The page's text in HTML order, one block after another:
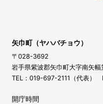
矢巾町（ヤハバチョウ）
〒028-3692
岩手県紫波郡矢巾町大字南矢
TEL：019-697-2111（代表）
開庁時間